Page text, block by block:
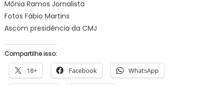
Mônia Ramos Jornalista
Fotos Fábio Martins
Ascom presidência da CMJ
Compartilhe isso:
18+ Facebook WhatsApp